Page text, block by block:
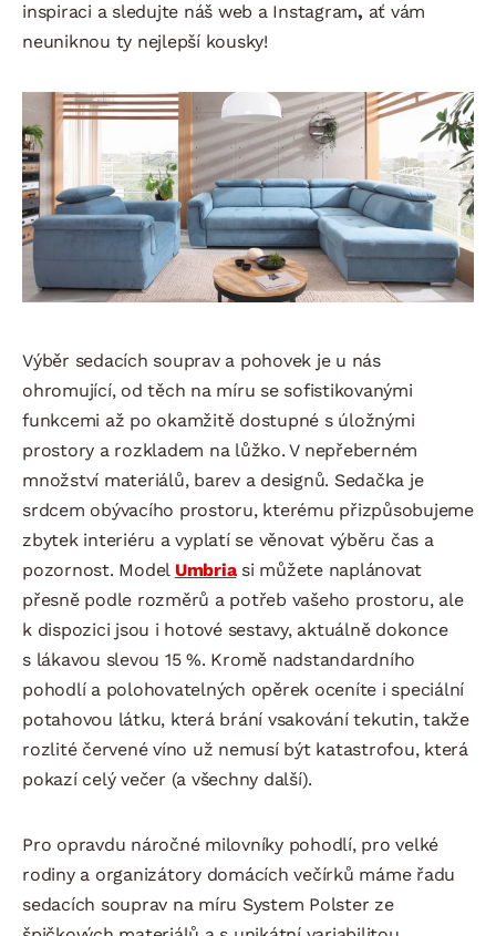
inspiraci a sledujte náš web a Instagram, ať vám
neuniknou ty nejlepší kousky!
Výběr sedacích souprav a pohovek je u nás
ohromující, od těch na míru se sofistikovanými
funkcemi až po okamžitě dostupné s úložnými
prostory a rozkladem na lůžko. V nepřeberném
množství materiálů, barev a designů. Sedačka je
srdcem obývacího prostoru, kterému přizpůsobujeme
zbytek interiéru a vyplatí se věnovat výběru čas a
pozornost. Model Umbriasi můžete naplánovat
přesně podle rozměrů a potřeb vašeho prostoru, ale
k dispozici jsou i hotové sestavy, aktuálně dokonce
s lákavou slevou 15 %. Kromě nadstandardního
pohodlí a polohovatelných opěrek oceníte i speciální
potahovou látku, která brání vsakování tekutin, takže
rozlité červené víno už nemusí být katastrofou, která
pokazí celý večer (a všechny další).
Pro opravdu náročné milovníky pohodlí, pro velké
rodiny a organizátory domácích večírků máme řadu
sedacích souprav na míru System Polster ze